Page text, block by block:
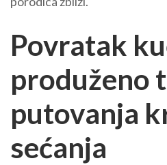
Povratak
produženo
putovanja
sećanja